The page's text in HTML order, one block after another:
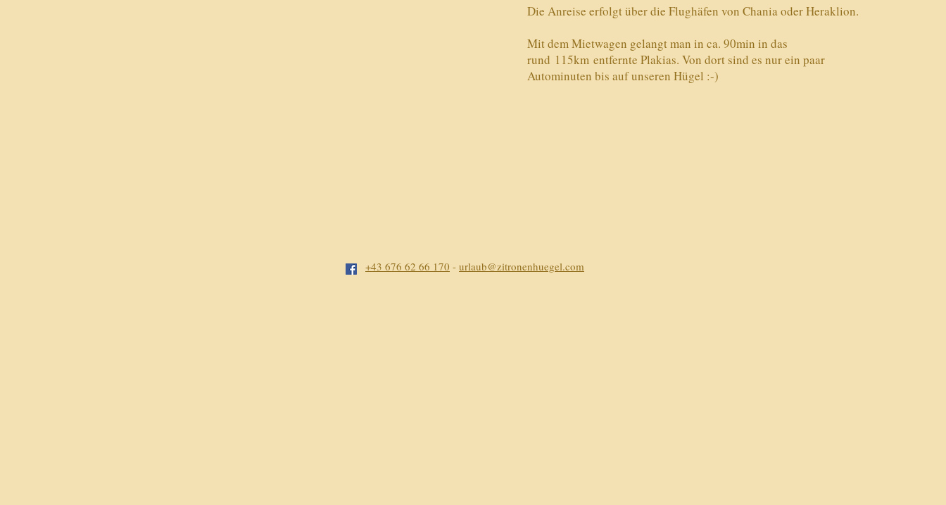
Die Anreise erfolgt über die Flughäfen von Chania oder Heraklion.
Mit dem Mietwagen gelangt man in ca. 90min in das
rund 115km entfernte Plakias. Von dort sind es nur ein paar
Autominuten bis auf unseren Hügel :-)
+43 676 62 66 170 - urlaub@zitronenhuegel.com